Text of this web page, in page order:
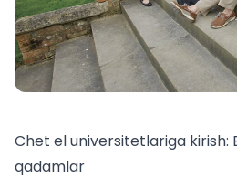
Chet el universitetlariga kirish:
qadamlar